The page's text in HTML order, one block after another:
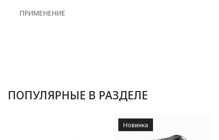
ПРИМЕНЕНИЕ
ПОПУЛЯРНЫЕ В РАЗДЕЛЕ
Новинка